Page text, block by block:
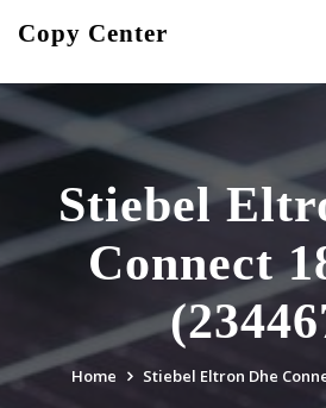
Copy Center
Stiebel
Connect
Home Stiebel Eltron Dhe